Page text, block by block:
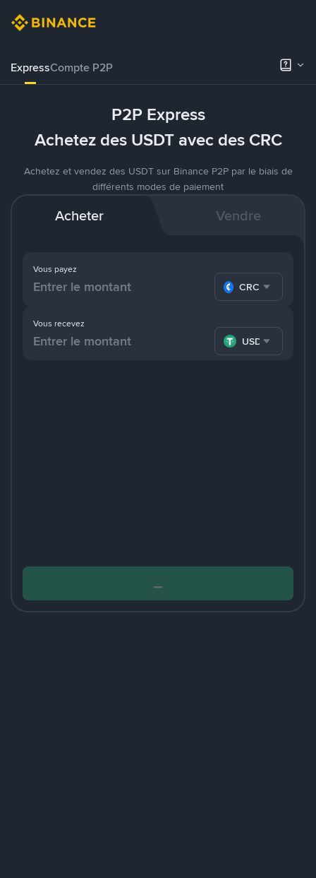
ExpressCompte P2P
P2P Express
Achetez des USDT avec des CRC
Achetez et vendez des USDT sur Binance P2P par le biais de
différents modes de paiement
Acheter Vendre
Vous payez
CRC
Vous recevez
USDT